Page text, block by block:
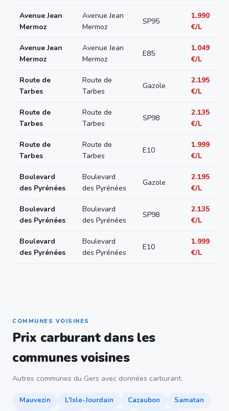
Avenue Jean
Mermoz
Avenue Jean
Mermoz
SP95
1.990
€/L
Avenue Jean
Mermoz
Avenue Jean
Mermoz
E85
1.049
€/L
Route de
Tarbes
Route de
Tarbes
Gazole
2.195
€/L
Route de
Tarbes
Route de
Tarbes
SP98
2.135
€/L
Route de
Tarbes
Route de
Tarbes
E10
1.999
€/L
Boulevard
des Pyrénées
Boulevard
des Pyrénées
Gazole
2.195
€/L
Boulevard
des Pyrénées
Boulevard
des Pyrénées
SP98
2.135
€/L
Boulevard
des Pyrénées
Boulevard
des Pyrénées
E10
1.999
€/L
COMMUNES VOISINES
Prix carburant dans les
communes voisines
Autres communes du Gers avec données carburant.
Mauvezin L'Isle-Jourdain Cazaubon
Samatan